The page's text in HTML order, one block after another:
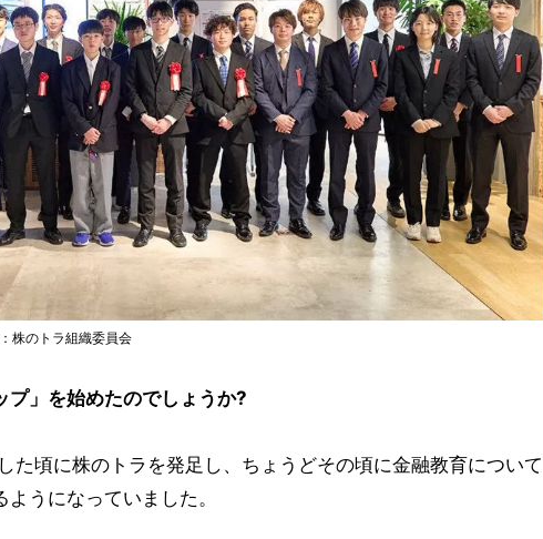
株のトラ組織委員会
」を始めたのでしょうか?
た頃に株のトラを発足し、ちょうどその頃に金融教育について
うになっていました。